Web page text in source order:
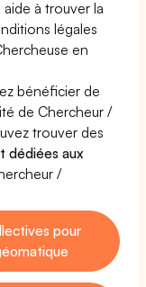
à trouver la
légales
en
bénéficier de
de Chercheur /
trouver des
dédiées aux
/
pour